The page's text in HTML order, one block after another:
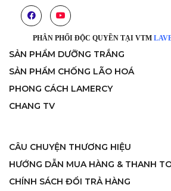
PHÂN PHỐI ĐỘC QUYỀN TẠI VTM
SẢN PHẨM DƯỠNG TRẮNG
SẢN PHẨM CHỐNG LÃO HOÁ
PHONG CÁCH LAMERCY
CHANG TV
CÂU CHUYỆN THƯƠNG HIỆU
HƯỚNG DẪN MUA HÀNG & THANH
CHÍNH SÁCH ĐỔI TRẢ HÀNG